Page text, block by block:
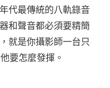
代最傳統的八軌錄音
和聲音都必須要精簡
就是你攝影師一台只
要怎麼發揮。